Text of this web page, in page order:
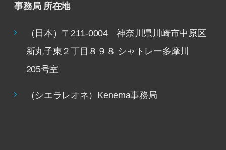
事務局 所在地
（日本）〒211-0004 神奈川県川崎市中原区
新丸子東２丁目８９８ シャトレー多摩川
205号室
（シエラレオネ）Kenema事務局